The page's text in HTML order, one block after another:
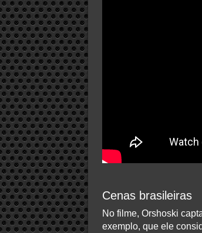
Cenas brasileiras
No filme, Orshoski
exemplo, que ele